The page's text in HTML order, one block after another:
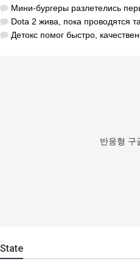
Мини-бургеры разлетелись первыми,
Dota 2 жива, пока проводятся такие
Детокс помог быстро, качественное
반응형 구
State